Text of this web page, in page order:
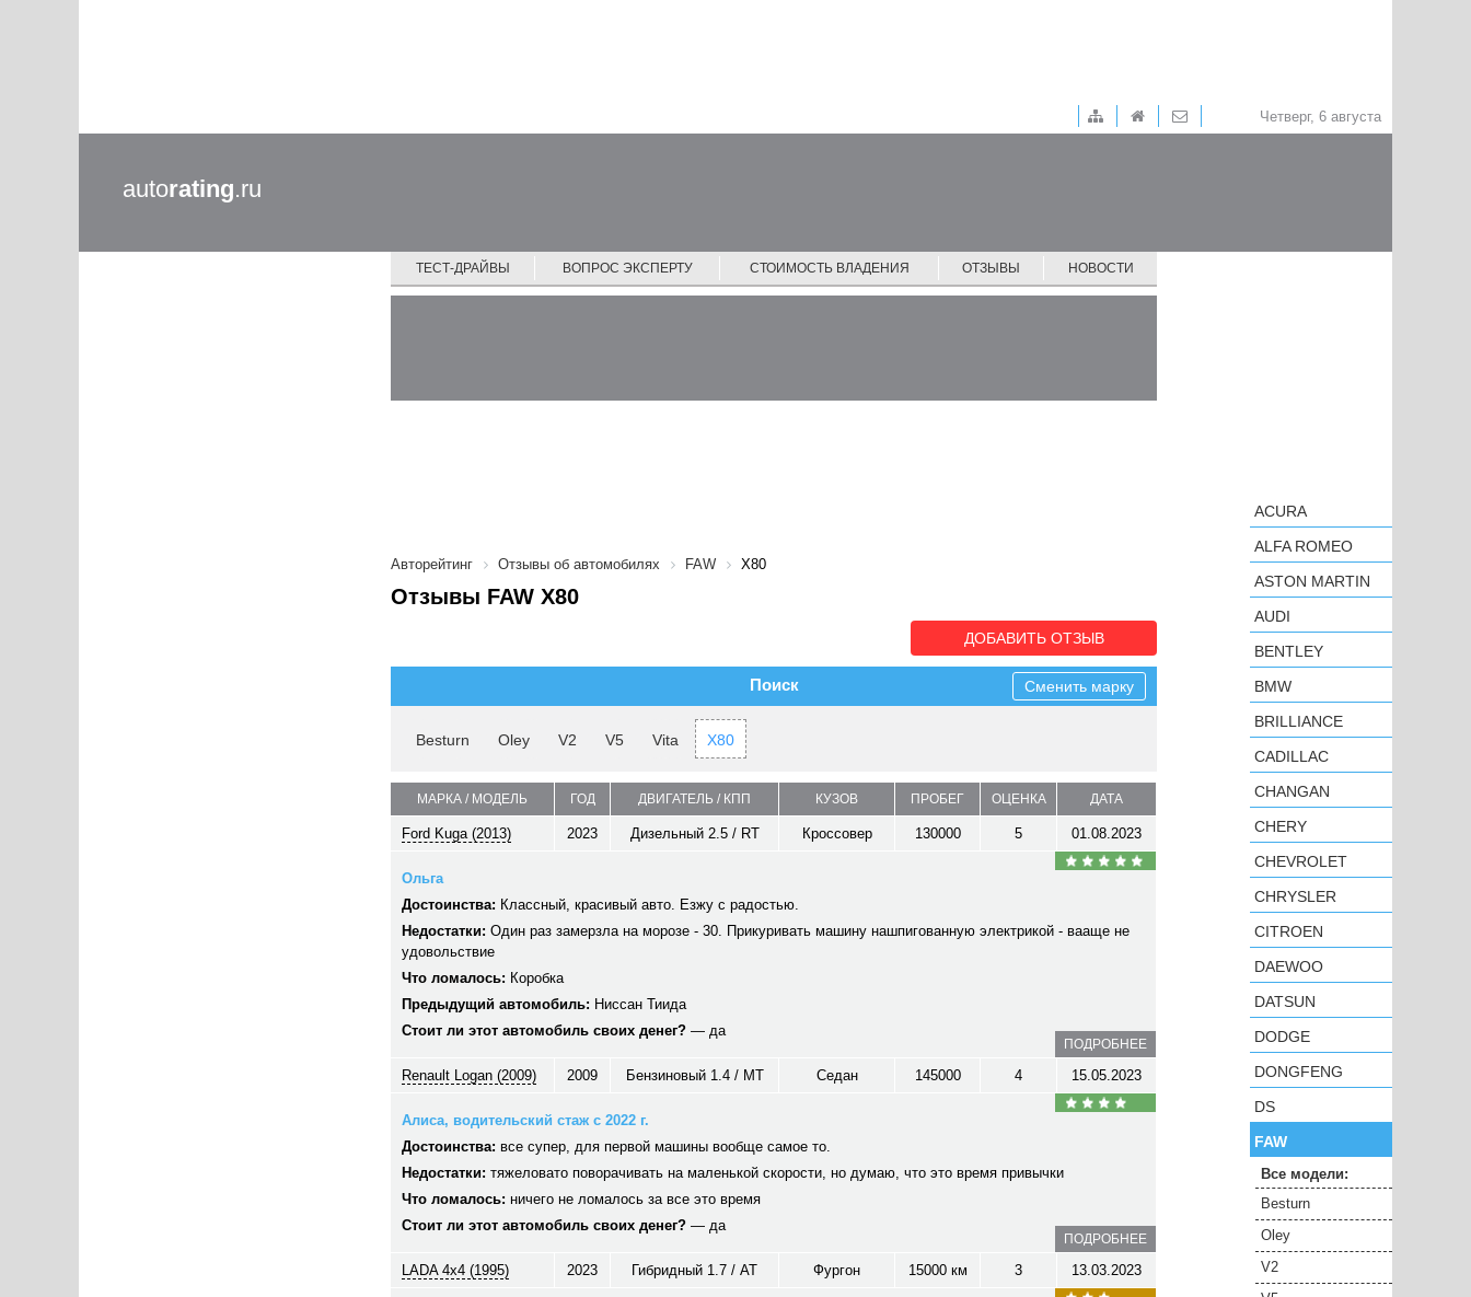
Четверг, 6 августа
autorating.ru
ТЕСТ-ДРАЙВЫ ВОПРОС ЭКСПЕРТУ СТОИМОСТЬ ВЛАДЕНИЯ ОТЗЫВЫ НОВОСТИ
Авторейтинг Отзывы об автомобилях FAW X80
Отзывы FAW X80
ДОБАВИТЬ ОТЗЫВ
Поиск Сменить марку
Besturn Oley V2 V5 Vita X80
МАРКА / МОДЕЛЬ ГОД ДВИГАТЕЛЬ / КПП КУЗОВ ПРОБЕГ ОЦЕНКА ДАТА
Ford Kuga (2013) 2023 Дизельный 2.5 / RT Кроссовер 130000 5 01.08.2023
Ольга
Достоинства: Классный, красивый авто. Езжу с радостью.
Недостатки: Один раз замерзла на морозе - 30. Прикуривать машину нашпигованную электрикой - вааще не
удовольствие
Что ломалось: Коробка
Предыдущий автомобиль: Ниссан Тиида
Стоит ли этот автомобиль своих денег? — да
ПОДРОБНЕЕ
Renault Logan (2009) 2009 Бензиновый 1.4 / MT Седан 145000 4 15.05.2023
Алиса, водительский стаж с 2022 г.
Достоинства: все супер, для первой машины вообще самое то.
Недостатки: тяжеловато поворачивать на маленькой скорости, но думаю, что это время привычки
Что ломалось: ничего не ломалось за все это время
Стоит ли этот автомобиль своих денег? — да
ПОДРОБНЕЕ
LADA 4x4 (1995) 2023 Гибридный 1.7 / AT Фургон 15000 км 3 13.03.2023
ACURA
ALFA ROMEO
ASTON MARTIN
AUDI
BENTLEY
BMW
BRILLIANCE
CADILLAC
CHANGAN
CHERY
CHEVROLET
CHRYSLER
CITROEN
DAEWOO
DATSUN
DODGE
DONGFENG
DS
FAW
Все модели:
Besturn
Oley
V2